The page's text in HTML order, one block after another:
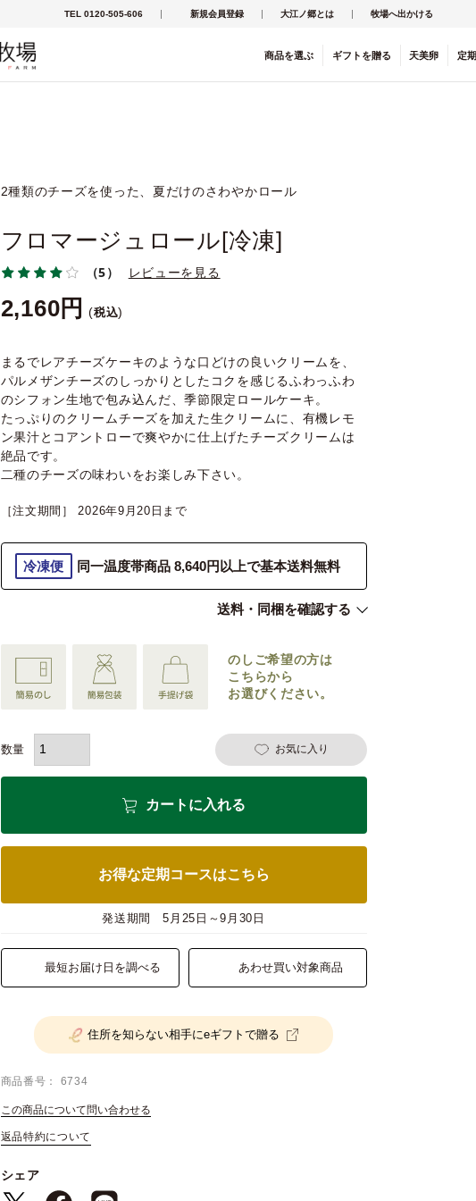
TEL 0120-505-606 新規会員登録 大江ノ郷とは 牧場へ出かける
商品を選ぶ ギフト を贈る 天美卵 定
2種類のチーズを使った、夏だけのさわやかロール
フロマージュロール[冷凍]
（5） レビューを見る
2,160 税込
まるでレアチーズケーキのような口どけの良いクリームを、
パルメザンチーズのしっかりとしたコクを感じるふわっふわ
のシフォン生地で包み込んだ、季節限定ロールケーキ。
たっぷりのクリームチーズを加えた生クリームに、有機レモ
ン果汁とコアントローで爽やかに仕上げたチーズクリームは
絶品です。
二種のチーズの味わいをお楽しみ下さい。
［注文期間］ 2026年9月20日
冷凍便 同一温度帯商品 8,640円以上で基本送料無料
送料・同梱を確認する
のしご希望の方は
こちらから
お選びください。
お気に入り
カートに入れる
お得な定期コースはこちら
発送期間 5月25日～9月30日
最短お届け日を調べる あわせ買い対象商品
住所を知らない相手にeギフトで贈る
商品番号 6734
この商品について問い合わせる
返品特約について
シェア